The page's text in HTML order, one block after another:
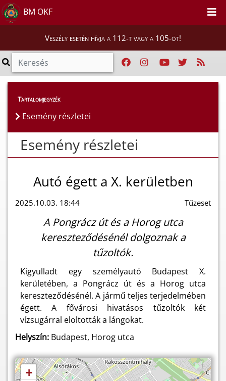
BM OKF
Veszély esetén hívja a 112-t vagy a 105-öt!
Esemény részletei
Tartalomjegyzék
Esemény részletei
Esemény részletei
Autó égett a X. kerületben
2025.10.03. 18:44 Tűzeset
A Pongrácz út és a Horog utca
kereszteződésénél dolgoznak a
tűzoltók.
Kigyulladt egy személyautó Budapest X.
kerületében, a Pongrácz út és a Horog utca
kereszteződésénél. A jármű teljes terjedelmében
égett. A fővárosi hivatásos tűzoltók két
vízsugárral eloltották a lángokat.
Helyszín: Budapest, Horog utca
+